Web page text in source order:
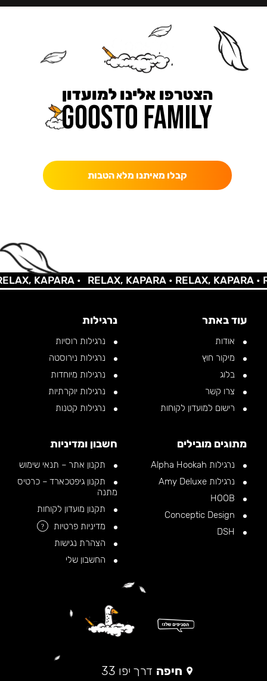
הצטרפו אלינו למועדון
קבלו מאיתנו מלא הטבות
KAPARA • RELAX, KAPARA •RELAX, KAPARA •
עוד באתר
אודות
מיקור חוץ
בלוג
צרו קשר
רישום למועדון לקוחות
נרגילות
נרגילות רוסיות
נרגילות נירוסטה
נרגילות מיוחדות
נרגילות יוקרתיות
נרגילות קטנות
מתוגים מובילים
נרגילות Alpha Hookah
נרגילות Amy Deluxe
חשבון ומדיניות
תקנון אתר – תנאי שימוש
תקנון גיפטכארד – כרטיס
מתנה
תקנון מועדון לקוחות
מדיניות פרטיות
?
הצהרת נגישות
החשבון שלי
חיפה דרך יפו 33